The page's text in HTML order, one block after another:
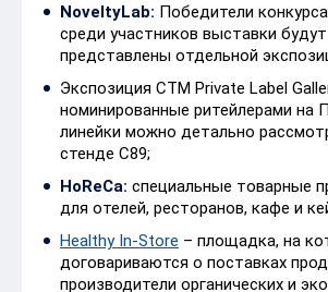
NoveltyLab: Победители
среди участников выставки будут
представлены отдельной
Экспозиция СТМ Private Label
номинированные ритейлерами на
линейки можно детально
стенде C89;
HoReCa: специальные товарные
для отелей, ресторанов, кафе и
Healthy In-Store – площадка, на
договариваются о поставках
производители органических и